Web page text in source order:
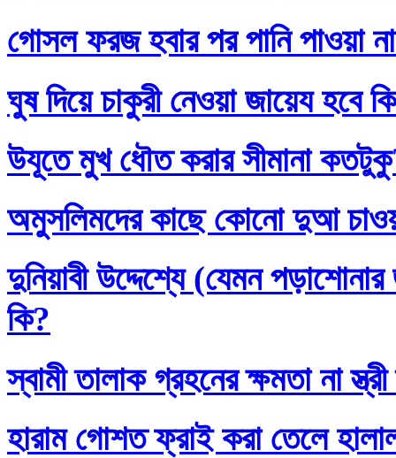
গোসল ফরজ হবার পর পানি পাওয়া
ঘুষ দিয়ে চাকুরী নেওয়া জায়েয হবে
উযূতে মুখ ধৌত করার সীমানা
অমুসলিমদের কাছে কোনো দুআ
দুনিয়াবী উদ্দেশ্যে (যেমন
কি?
স্বামী তালাক গ্রহনের ক্ষমতা না
হারাম গোশত ফ্রাই করা তেলে